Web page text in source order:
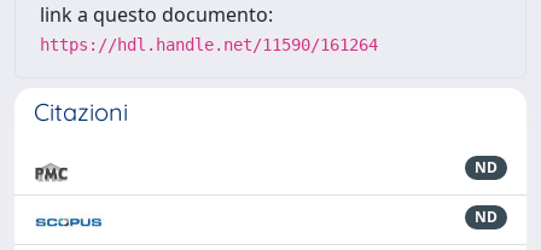
link a questo documento:
https://hdl.handle.net/11590/161264
Citazioni
ND
ND